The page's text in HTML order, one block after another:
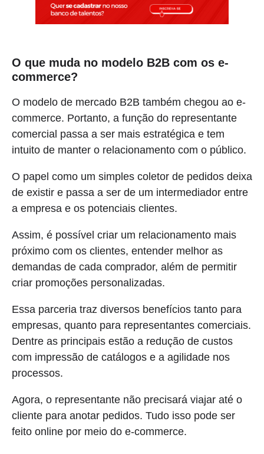
O que muda no modelo B2B com os e-
commerce?
O modelo de mercado B2B também chegou ao e-
commerce. Portanto, a função do representante
comercial passa a ser mais estratégica e tem
intuito de manter o relacionamento com o público.
O papel como um simples coletor de pedidos deixa
de existir e passa a ser de um intermediador entre
a empresa e os potenciais clientes.
Assim, é possível criar um relacionamento mais
próximo com os clientes, entender melhor as
demandas de cada comprador, além de permitir
criar promoções personalizadas.
Essa parceria traz diversos benefícios tanto para
empresas, quanto para representantes comerciais.
Dentre as principais estão a redução de custos
com impressão de catálogos e a agilidade nos
processos.
Agora, o representante não precisará viajar até o
cliente para anotar pedidos. Tudo isso pode ser
feito online por meio do e-commerce.